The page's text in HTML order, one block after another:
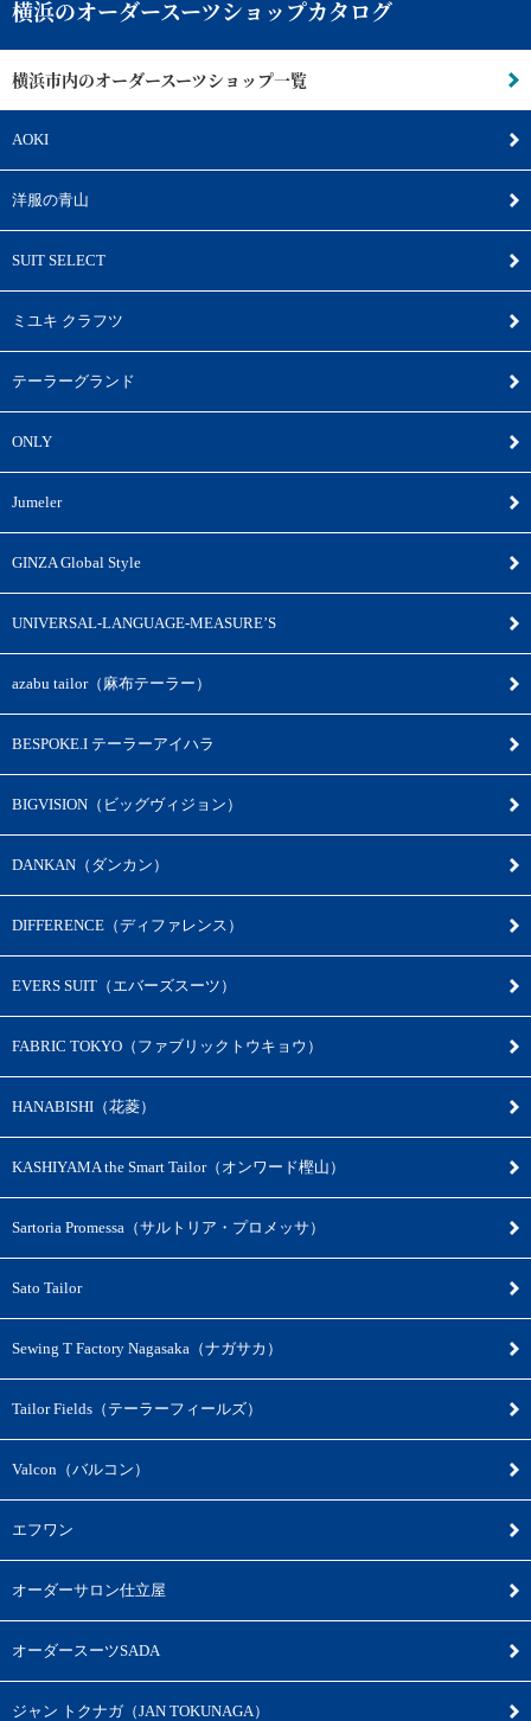
横浜のオーダースーツショップカタログ
横浜市内のオーダースーツショップ一覧
AOKI
洋服の青山
SUIT SELECT
ミユキ クラフツ
テーラーグランド
ONLY
Jumeler
GINZA Global Style
UNIVERSAL-LANGUAGE-MEASURE’S
azabu tailor（麻布テーラー）
BESPOKE.I テーラーアイハラ
BIGVISION（ビッグヴィジョン）
DANKAN（ダンカン）
DIFFERENCE（ディファレンス）
EVERS SUIT（エバーズスーツ）
FABRIC TOKYO（ファブリックトウキョウ）
HANABISHI（花菱）
KASHIYAMA the Smart Tailor（オンワード樫山）
Sartoria Promessa（サルトリア・プロメッサ）
Sato Tailor
Sewing T Factory Nagasaka（ナガサカ）
Tailor Fields（テーラーフィールズ）
Valcon（バルコン）
エフワン
オーダーサロン仕立屋
オーダースーツSADA
ジャン トクナガ（JAN TOKUNAGA）